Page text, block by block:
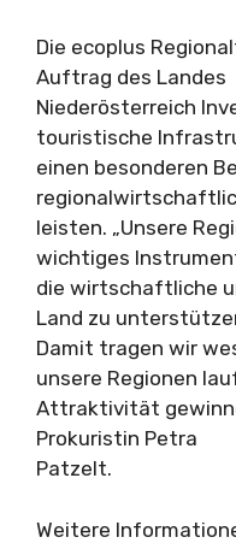
Die ecoplus
Auftrag des Landes
Niederösterreich
touristische
einen besonderen
leisten. „Unsere
wichtiges
die wirtschaftliche
Land zu
Damit tragen wir
unsere Regionen
Attraktivität
Prokuristin Petra
Patzelt.
Weitere